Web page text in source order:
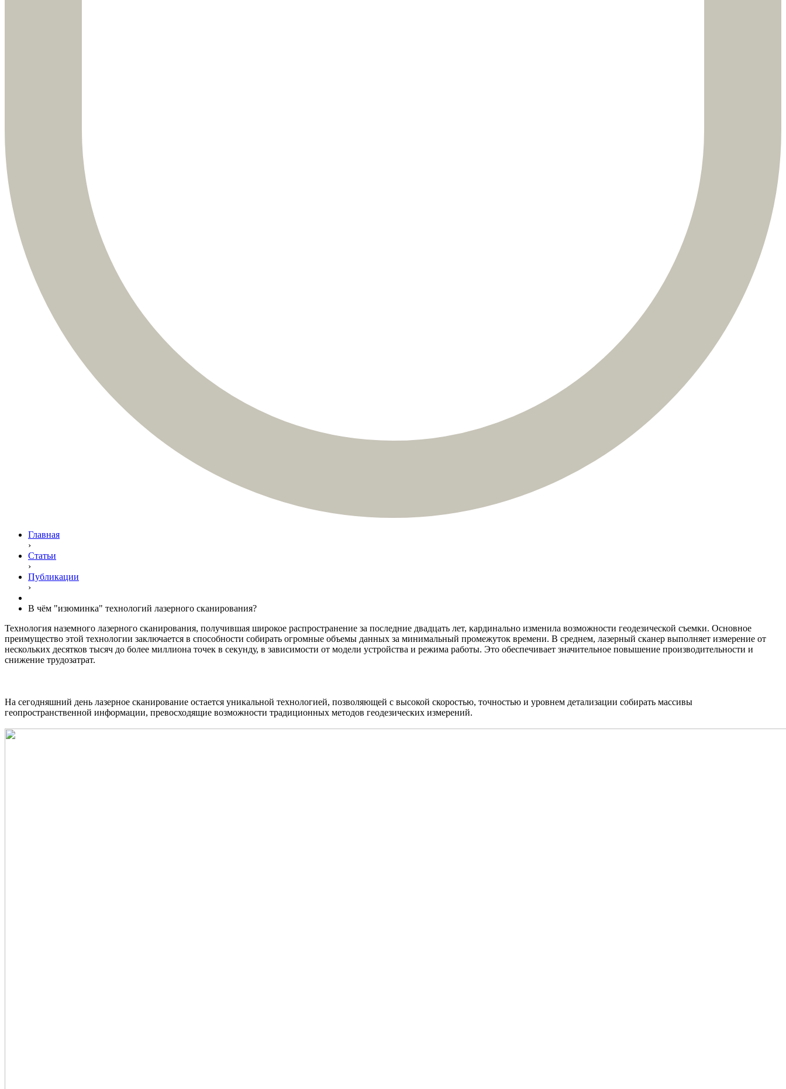
Главная
›
Статьи
›
Публикации
›
В чём "изюминка" технологий лазерного сканирования?
Технология наземного лазерного сканирования, получившая широкое распространение за последние двадцать лет, кардинально изменила возможности геодезической съемки. Основное
преимущество этой технологии заключается в способности собирать огромные объемы данных за минимальный промежуток времени. В среднем, лазерный сканер выполняет измерение от
нескольких десятков тысяч до более миллиона точек в секунду, в зависимости от модели устройства и режима работы. Это обеспечивает значительное повышение производительности и
снижение трудозатрат.
На сегодняшний день лазерное сканирование остается уникальной технологией, позволяющей с высокой скоростью, точностью и уровнем детализации собирать массивы
геопространственной информации, превосходящие возможности традиционных методов геодезических измерений.